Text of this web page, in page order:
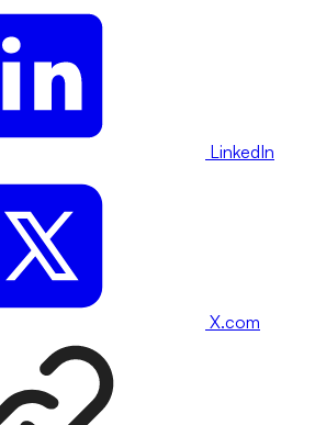
LinkedIn
X.com